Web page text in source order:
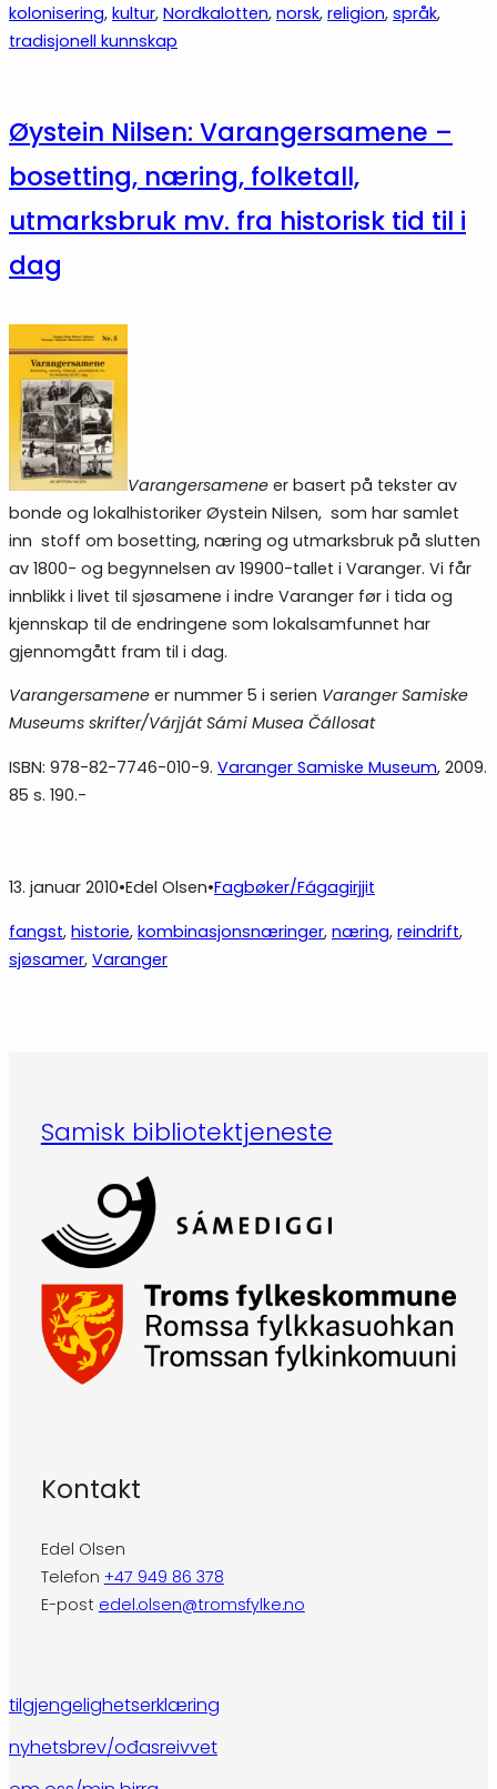
kolonisering, kultur, Nordkalotten, norsk, religion, språk
tradisjonell kunnskap
Øystein Nilsen: Varangersamene –
bosetting, næring, folketall,
utmarksbruk mv. fra historisk tid til i
dag
Varangersamene er basert på tekster av
bonde og lokalhistoriker Øystein Nilsen, som har samlet
inn stoff om bosetting, næring og utmarksbruk på slutten
av 1800- og begynnelsen av 19900-tallet i Varanger. Vi får
innblikk i livet til sjøsamene i indre Varanger før i tida og
kjennskap til de endringene som lokalsamfunnet har
gjennomgått fram til i dag.
Varangersamene er nummer 5 i serien Varanger Samiske
Museums skrifter/Várjját Sámi Musea Čállosat
ISBN: 978-82-7746-010-9. Varanger Samiske Museum, 2009.
85 s. 190.-
13. januar 2010•Edel Olsen•Fagbøker/Fágagirjjit
fangst, historie, kombinasjonsnæringer, næring, reindrift
sjøsamer, Varanger
Samisk bibliotektjeneste
Kontakt
Edel Olsen
Telefon +47 949 86 378
E-post edel.olsen@tromsfylke.no
tilgjengelighetserklæring
nyhetsbrev/ođasreivvet